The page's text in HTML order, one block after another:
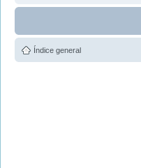
Índice general